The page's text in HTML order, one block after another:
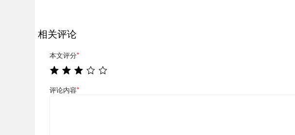
相关评论
本文评分*
评论内容*